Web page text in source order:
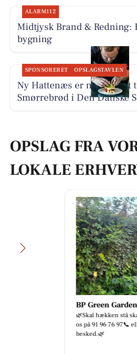
ALARM112
Midtjysk Brand & Redning:
bygning
SPONSORERET OPSLAGSTAVLEN
Ny Hattenæs er nomineret
Smørrebrød i Den Danske
OPSLAG FRA
LOKALE
BP Green Garden
🌿Skal hækken stå
os på 91 96 76 97📞 eller
besked.🌿